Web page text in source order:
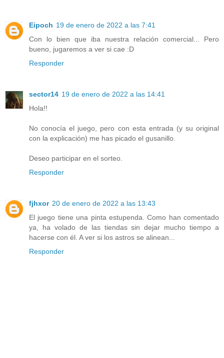
Eipoch 19 de enero de 2022 a las 7:41
Con lo bien que iba nuestra relación comercial... Pero
bueno, jugaremos a ver si cae :D
Responder
sector14 19 de enero de 2022 a las 14:41
Hola!!
No conocía el juego, pero con esta entrada (y su original
con la explicación) me has picado el gusanillo.
Deseo participar en el sorteo.
Responder
fjhxor 20 de enero de 2022 a las 13:43
El juego tiene una pinta estupenda. Como han comentado
ya, ha volado de las tiendas sin dejar mucho tiempo a
hacerse con él. A ver si los astros se alinean...
Responder